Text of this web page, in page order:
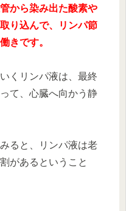
から染み出た酸素や
り込んで、リンパ節
きです。
くリンパ液は、最終
て、心臓へ向かう静
ると、リンパ液は老
があるということ